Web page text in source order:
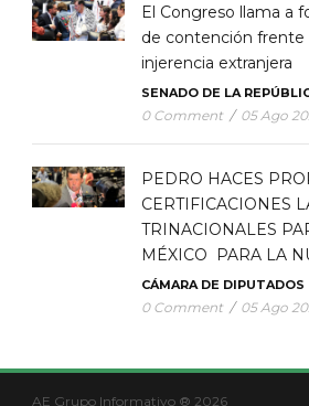
El Congreso llama a
de contención frente
injerencia extranjera
SENADO DE LA
0 Comment / 05 Ago
PEDRO HACES
CERTIFICACIONES
TRINACIONALES
MÉXICO PARA LA
CÁMARA DE DIPUTADOS
0 Comment / 05 Ago
AE Grupo Informativo ® 2026